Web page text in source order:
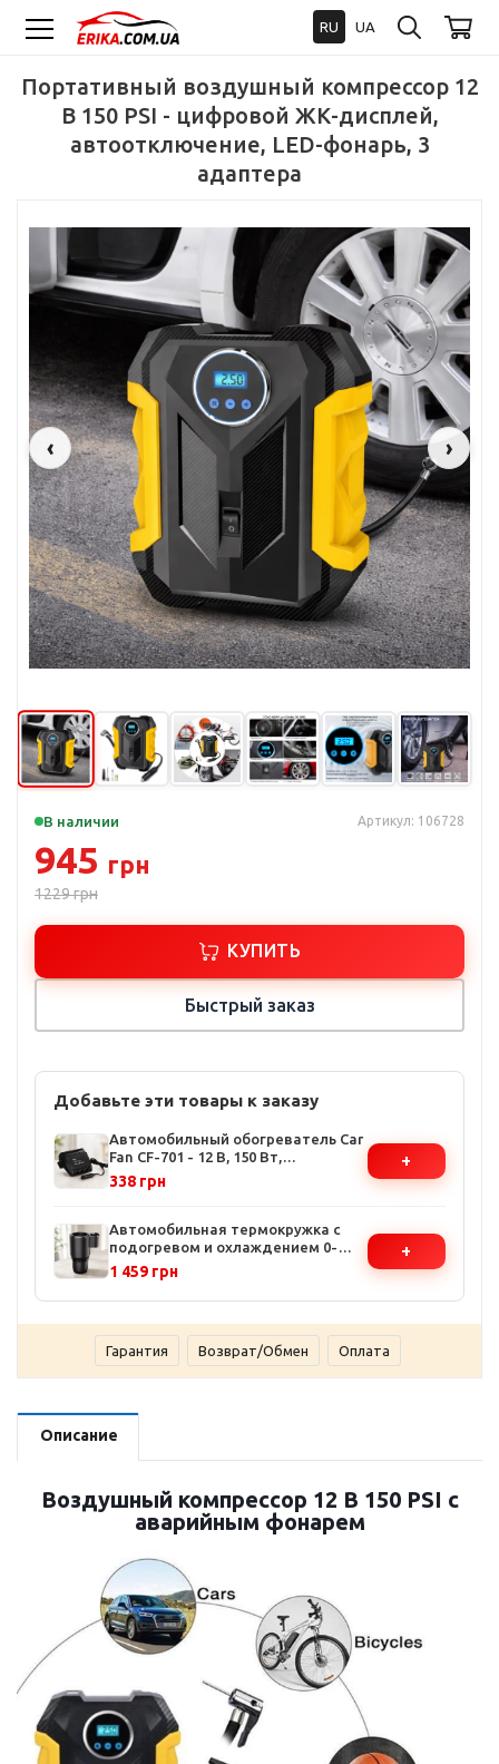
RU UA
Портативный воздушный компрессор 12
В 150 PSI - цифровой ЖК-дисплей,
автоотключение, LED-фонарь, 3
адаптера
‹ ›
В наличии Артикул: 106728
945 грн
1229грн
КУПИТЬ
Быстрый заказ
Добавьте эти товары к заказу
Автомобильный обогреватель Car
Fan CF-701 - 12 В, 150 Вт,
компактный и портативный,
быстрое размораживание стекол
338 грн
+
Автомобильная термокружка с
подогревом и охлаждением 0-
60°C - 12В, мощность 36Вт,
автоматический контроль
температуры
1 459 грн
+
Гарантия Возврат/Обмен Оплата
Описание
Воздушный компрессор 12 В 150 PSI с
аварийным фонарем